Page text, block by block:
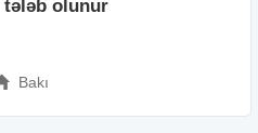
tələb olunur
Bakı